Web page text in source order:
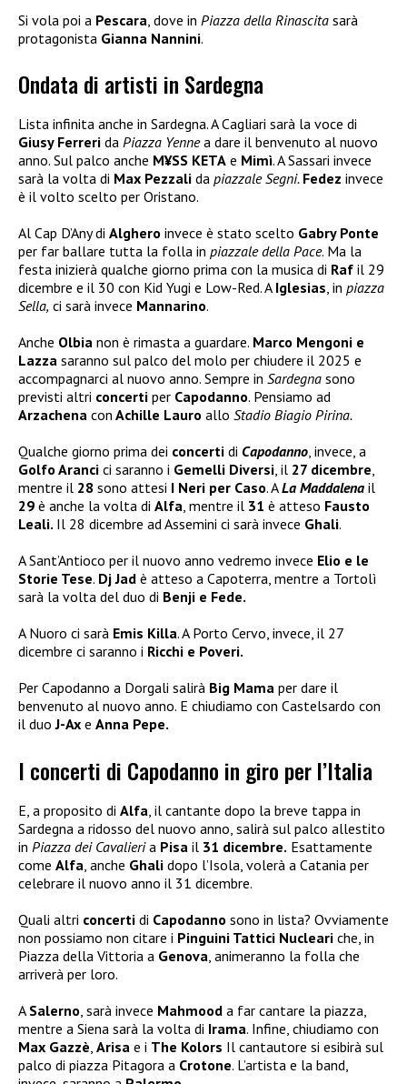
Si vola poi a Pescara , dove in Piazza della Rinascita sarà
protagonista Gianna Nannini.
Ondata di artisti in Sardegna
Lista infinita anche in Sardegna. A Cagliari sarà la voce di
Giusy Ferreri da Piazza Yennea dare il benvenuto al nuovo
anno. Sul palco anche M¥SS KETA e Mimì. A Sassari invece
sarà la volta di Max Pezzali da piazzale Segni. Fedez invece
è il volto scelto per Oristano.
Al Cap D’Any di Alghero invece è stato scelto Gabry Ponte
per far ballare tutta la folla in piazzale della Pace. Ma la
festa inizierà qualche giorno prima con la musica di Raf il 29
dicembre e il 30 con Kid Yugi e Low-Red. A Iglesias, in piazza
Sella, ci sarà invece Mannarino.
Anche Olbia non è rimasta a guardare. Marco Mengoni e
Lazza saranno sul palco del molo per chiudere il 2025 e
accompagnarci al nuovo anno. Sempre in Sardegna sono
previsti altri concerti per Capodanno. Pensiamo ad
Arzachena con Achille Lauro allo Stadio Biagio Pirina.
Qualche giorno prima dei concerti di Capodanno, invece, a
Golfo Aranci ci saranno i Gemelli Diversi, il 27 dicembre,
mentre il 28 sono attesi I Neri per Caso. ALa Maddalena il
29 è anche la volta di Alfa, mentre il 31 è atteso Fausto
Leali. Il 28 dicembre ad Assemini ci sarà invece Ghali.
A Sant’Antioco per il nuovo anno vedremo invece Elio e le
Storie Tese. Dj Jad è atteso a Capoterra, mentre a Tortolì
sarà la volta del duo di Benji e Fede.
A Nuoro ci sarà Emis Killa. A Porto Cervo, invece, il 27
dicembre ci saranno i Ricchi e Poveri.
Per Capodanno a Dorgali salirà Big Mama per dare il
benvenuto al nuovo anno. E chiudiamo con Castelsardo con
il duo J-Ax e Anna Pepe.
I concerti di Capodanno in giro per l’Italia
E, a proposito di Alfa , il cantante dopo la breve tappa in
Sardegna a ridosso del nuovo anno, salirà sul palco allestito
in Piazza dei Cavalieria Pisa il 31 dicembre. Esattamente
come Alfa , anche Ghali dopo l’Isola, volerà a Catania per
celebrare il nuovo anno il 31 dicembre.
Quali altri concerti di Capodanno sono in lista? Ovviamente
non possiamo non citare i Pinguini Tattici Nucleari che, in
Piazza della Vittoria a Genova , animeranno la folla che
arriverà per loro.
A Salerno , sarà invece Mahmood a far cantare la piazza,
mentre a Siena sarà la volta di Irama. Infine, chiudiamo con
Max Gazzè Arisa e i The Kolors Il cantautore si esibirà sul
palco di piazza Pitagora a Crotone. L’artista e la band,